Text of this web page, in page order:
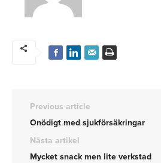
Previous article
Onödigt med sjukförsäkringar
Nästa artikel
Mycket snack men lite verkstad